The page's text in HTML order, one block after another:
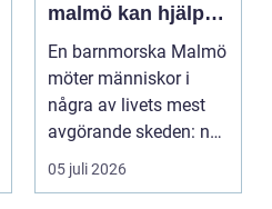
malmö kan hjälpa
till med genom
livets olika faser
En barnmorska Malmö
möter människor i
några av livets mest
avgörande skeden: när
en graviditet plane...
05 juli 2026